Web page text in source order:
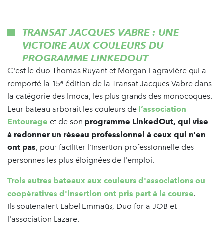
TRANSAT JACQUES VABRE : UNE
VICTOIRE AUX COULEURS DU
PROGRAMME LINKEDOUT
C'est le duo Thomas Ruyant et Morgan Lagravière qui a
remporté la 15ᵉ édition de la Transat Jacques Vabre dans
la catégorie des Imoca, les plus grands des monocoques.
Leur bateau arborait les couleurs de l’association
Entourage et de son programme LinkedOut, qui vise
à redonner un réseau professionnel à ceux qui n'en
ont pas, pour faciliter l'insertion professionnelle des
personnes les plus éloignées de l'emploi.
Trois autres bateaux aux couleurs d'associations ou
coopératives d'insertion ont pris part à la course.
Ils soutenaient Label Emmaüs, Duo for a JOB et
l'association Lazare.